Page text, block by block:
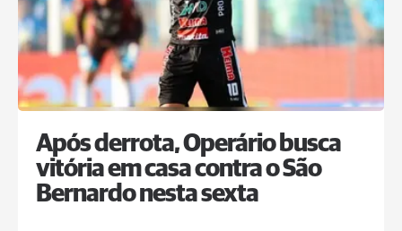
Após derrota, Operário busca
vitória em casa contra o São
Bernardo nesta sexta